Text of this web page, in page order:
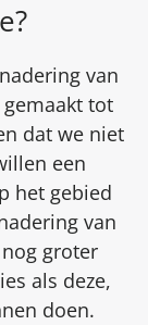
van
tot
dat we niet
een
het gebied
van
groter
als deze,
doen.